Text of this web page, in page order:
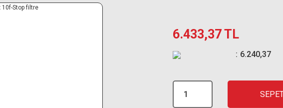
6.433,37 TL
6.240,37